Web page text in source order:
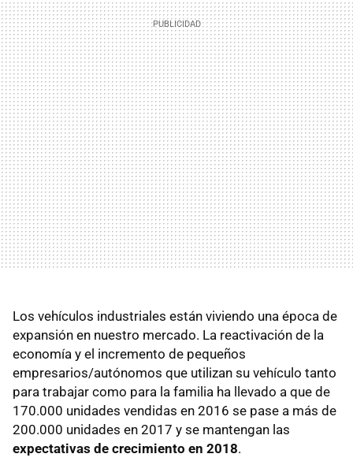
Los vehículos industriales están viviendo una época de
expansión en nuestro mercado. La reactivación de la
economía y el incremento de pequeños
empresarios/autónomos que utilizan su vehículo tanto
para trabajar como para la familia ha llevado a que de
170.000 unidades vendidas en 2016 se pase a más de
200.000 unidades en 2017 y se mantengan las
expectativas de crecimiento en 2018.